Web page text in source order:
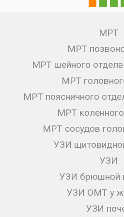
МРТ
МРТ
МРТ шейного отдела
МРТ
МРТ поясничного
МРТ
МРТ сосудов
УЗИ
УЗИ
УЗИ брюшной
УЗИ ОМТ у
УЗИ